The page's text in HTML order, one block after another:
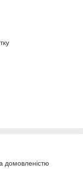
домовленістю